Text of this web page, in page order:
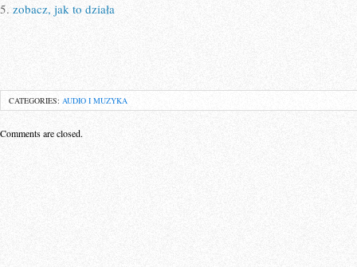
5. zobacz, jak to działa
CATEGORIES: AUDIO I MUZYKA
Comments are closed.